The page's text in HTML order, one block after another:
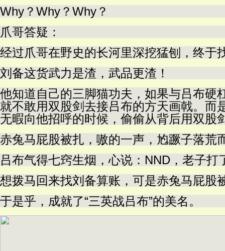
Why？Why？Why？
爪哥答疑：
经过爪哥在野史的长河里深挖猛刨，终于
刘备这货武力是渣，武品更渣！
他知道自己的三脚猫功夫，如果与吕布硬
就不敢用双股剑去接吕布的方天画戟。而
无暇向他招呼的时候，偷偷从背后用双股
赤兔马屁股被扎，嗷的一声，尥蹶子落荒
吕布气得七窍生烟，心说：NND，老子
想拨马回来找刘备算账，可是赤兔马屁股
于是乎，成就了“三英战吕布”的美名。